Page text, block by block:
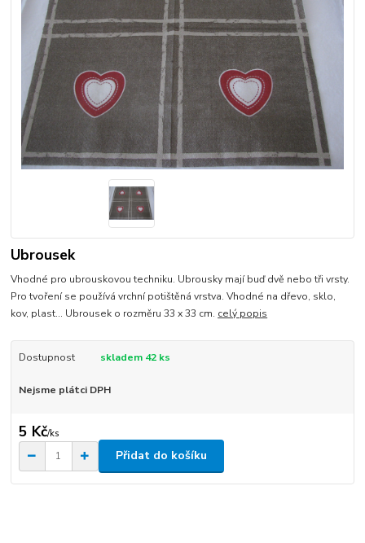
Ubrousek
Vhodné pro ubrouskovou techniku. Ubrousky mají buď dvě nebo tři vrsty.
Pro tvoření se používá vrchní potištěná vrstva. Vhodné na dřevo, sklo,
kov, plast... Ubrousek o rozměru 33 x 33 cm. celý popis
Dostupnost skladem 42 ks
Nejsme plátci DPH
5 Kč/ks
Přidat do košíku